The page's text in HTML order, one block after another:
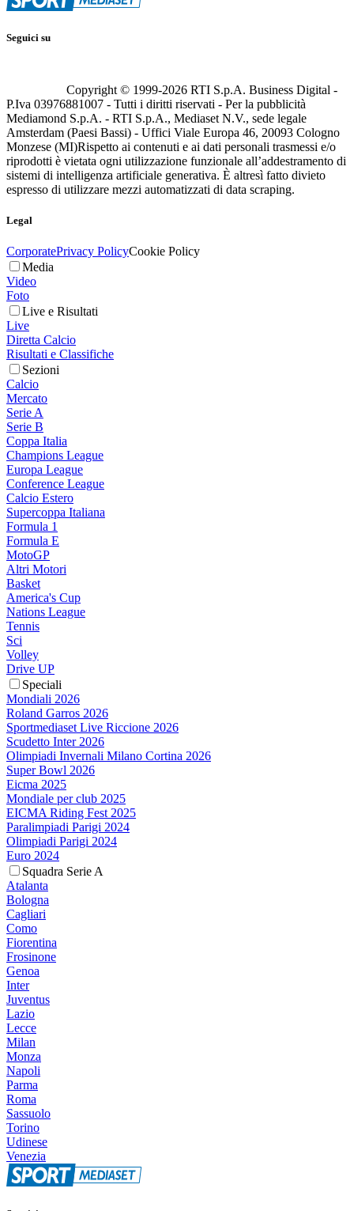
Seguici su
Copyright © 1999-2026 RTI S.p.A. Business Digital -
P.Iva 03976881007 - Tutti i diritti riservati - Per la pubblicità
Mediamond S.p.A. - RTI S.p.A., Mediaset N.V., sede legale
Amsterdam (Paesi Bassi) - Uffici Viale Europa 46, 20093 Cologno
Monzese (MI)Rispetto ai contenuti e ai dati personali trasmessi e/o
riprodotti è vietata ogni utilizzazione funzionale all’addestramento di
sistemi di intelligenza artificiale generativa. È altresì fatto divieto
espresso di utilizzare mezzi automatizzati di data scraping.
Legal
CorporatePrivacy PolicyCookie Policy
Media
Video
Foto
Live e Risultati
Live
Diretta Calcio
Risultati e Classifiche
Sezioni
Calcio
Mercato
Serie A
Serie B
Coppa Italia
Champions League
Europa League
Conference League
Calcio Estero
Supercoppa Italiana
Formula 1
Formula E
MotoGP
Altri Motori
Basket
America's Cup
Nations League
Tennis
Sci
Volley
Drive UP
Speciali
Mondiali 2026
Roland Garros 2026
Sportmediaset Live Riccione 2026
Scudetto Inter 2026
Olimpiadi Invernali Milano Cortina 2026
Super Bowl 2026
Eicma 2025
Mondiale per club 2025
EICMA Riding Fest 2025
Paralimpiadi Parigi 2024
Olimpiadi Parigi 2024
Euro 2024
Squadra Serie A
Atalanta
Bologna
Cagliari
Como
Fiorentina
Frosinone
Genoa
Inter
Juventus
Lazio
Lecce
Milan
Monza
Napoli
Parma
Roma
Sassuolo
Torino
Udinese
Venezia